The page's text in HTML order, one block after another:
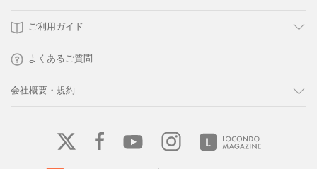
ご利用ガイド
よくあるご質問
会社概要・規約